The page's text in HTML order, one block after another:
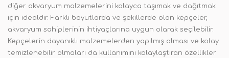
diğer akvaryum malzemelerini kolayca taşımak ve dağıtmak
için idealdir. Farklı boyutlarda ve şekillerde olan kepçeler,
akvaryum sahiplerinin ihtiyaçlarına uygun olarak seçilebilir.
Kepçelerin dayanıklı malzemelerden yapılmış olması ve kolay
temizlenebilir olmaları da kullanımını kolaylaştıran özellikler